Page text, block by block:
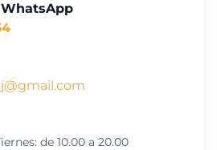
de 10.00 a 20.00